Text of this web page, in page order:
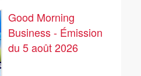
Good Morning
Business - Émission
du 5 août 2026